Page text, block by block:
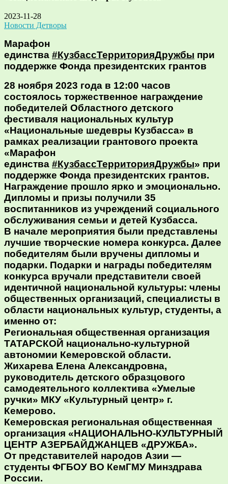
2023-11-28
Новости Детворы
Марафон
единства #КузбассТерриторияДружбы при
поддержке Фонда президентских грантов
28 ноября 2023 года в 12:00 часов
состоялось торжественное награждение
победителей Областного детского
фестиваля национальных культур
«Национальные шедевры Кузбасса» в
рамках реализации грантового проекта
«Марафон
единства #КузбассТерриторияДружбы» при
поддержке Фонда президентских грантов.
Награждение прошло ярко и эмоционально.
Дипломы и призы получили 35
воспитанников из учреждений социального
обслуживания семьи и детей Кузбасса.
В начале мероприятия были представлены
лучшие творческие номера конкурса. Далее
победителям были вручены дипломы и
подарки. Подарки и награды победителям
конкурса вручали представители своей
идентичной национальной культуры: члены
общественных организаций, специалисты в
области национальных культур, студенты, а
именно от:
Региональная общественная организация
ТАТАРСКОЙ национально-культурной
автономии Кемеровской области.
Жихарева Елена Александровна,
руководитель детского образцового
самодеятельного коллектива «Умелые
ручки» МКУ «Культурный центр» г.
Кемерово.
Кемеровская региональная общественная
организация «НАЦИОНАЛЬНО-КУЛЬТУРНЫЙ
ЦЕНТР АЗЕРБАЙДЖАНЦЕВ «ДРУЖБА».
От представителей народов Азии —
студенты ФГБОУ ВО КемГМУ Минздрава
России.